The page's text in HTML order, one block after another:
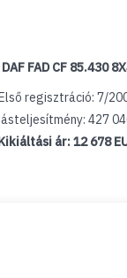
DAF FAD CF 85.430
regisztráció: 7/
427
ár:12 678